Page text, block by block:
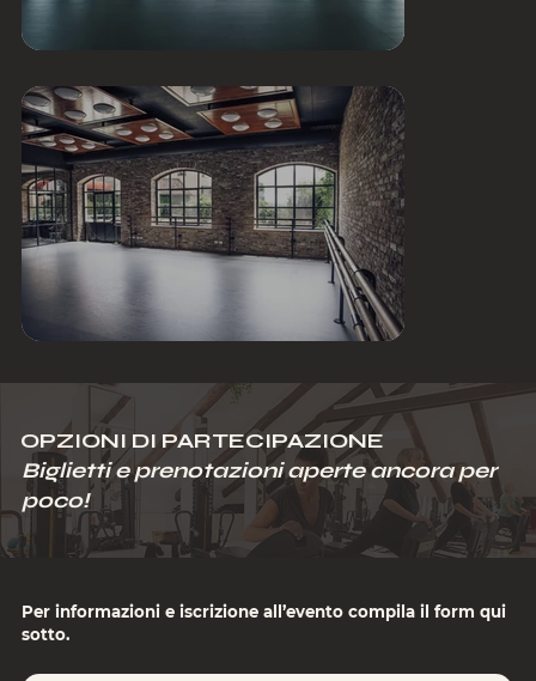
OPZIONI DI PARTECIPAZIONE
Biglietti e prenotazioni aperte ancora per
poco!
Per informazioni e iscrizione all’evento compila il form qui
sotto.